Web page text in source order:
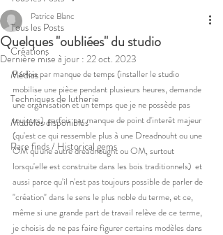
Tous les Posts
Créations
Médias
Techniques de lutherie
Modèles disponibles
Rare finds / Historical gems
Quelques "oubliées" du studio
Patrice Blanc
Dernière mise à jour : 22 oct. 2023
Parfois par manque de temps (installer le studio
mobilise une pièce pendant plusieurs heures, demande
une organisation et un temps que je ne possède pas
toujours), parfois par manque de point d'interêt majeur
(qu'est ce qui ressemble plus à une Dreadnouht ou une
OM qu'une autre dreadnought ou OM, surtout
lorsqu'elle est construite dans les bois traditionnels)  et
aussi parce qu'il n'est pas toujours possible de parler de
"création" dans le sens le plus noble du terme, et ce,
même si une grande part de travail relève de ce terme,
je choisis de ne pas faire figurer certains modèles dans